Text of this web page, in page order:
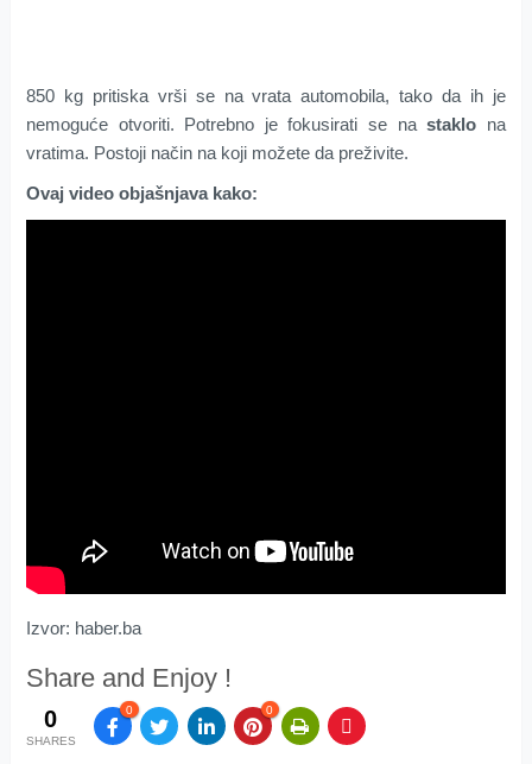
850 kg pritiska vrši se na vrata automobila, tako da ih je
nemoguće otvoriti. Potrebno je fokusirati se nastaklo na
vratima. Postoji način na koji možete da preživite.
Ovaj video objašnjava kako:
Izvor: haber.ba
Share and Enjoy !
0
SHARES
0 0